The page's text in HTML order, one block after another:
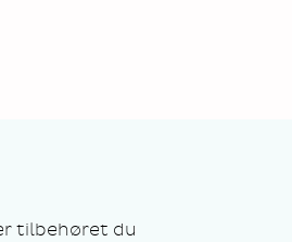
tilbehøret du